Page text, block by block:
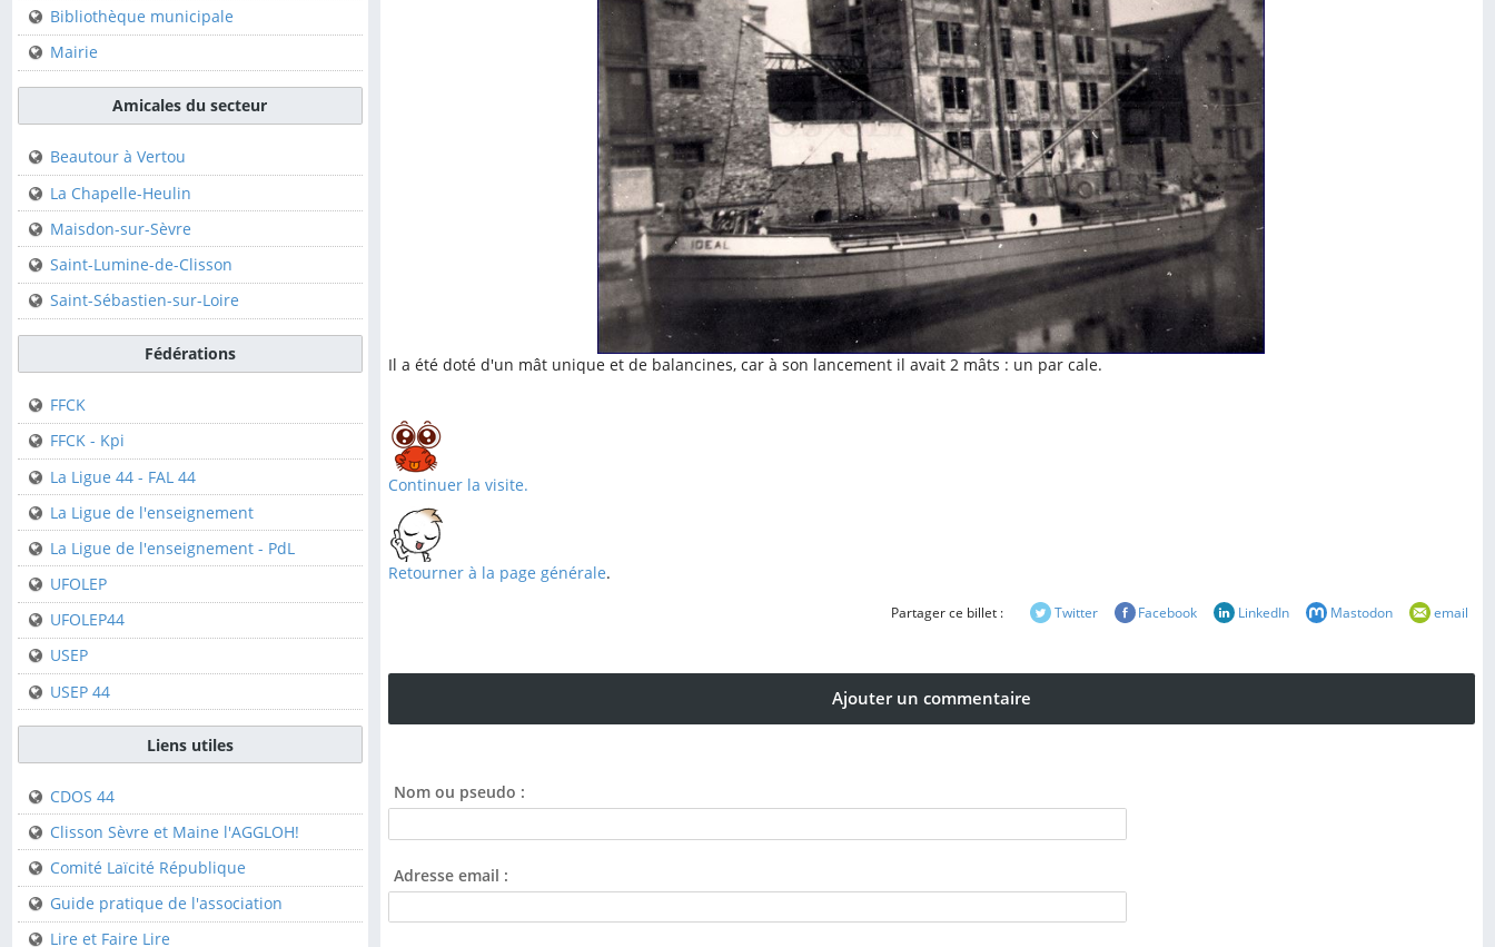
Sur la commune
APE Marcel Canonnet-
Le site
APE Marcel Canonnet -
Bibliothèque municipale
Mairie
Amicales du secteur
Beautour à Vertou
La Chapelle-Heulin
Maisdon-sur-Sèvre
Saint-Lumine-de-
Clisson
Saint-Sébastien-sur-
Loire
Fédérations
FFCK
FFCK - Kpi
La Ligue 44 - FAL 44
l'enseignement
La Ligue de
l'enseignement - PdL
UFOLEP
UFOLEP44
USEP
Bibliothèque municipale
Mairie
Amicales du secteur
Beautour à Vertou
La Chapelle-Heulin
Maisdon-sur-Sèvre
Saint-Lumine-de-Clisson
Saint-Sébastien-sur-Loire
Fédérations
FFCK
FFCK - Kpi
La Ligue 44 - FAL 44
La Ligue de l'enseignement
La Ligue de l'enseignement - PdL
UFOLEP
UFOLEP44
USEP
USEP 44
Liens utiles
CDOS 44
Clisson Sèvre et Maine l'AGGLOH!
Comité Laïcité République
Guide pratique de l'association
Lire et Faire Lire
Il a été doté d'un mât unique et de balancines, car à son lancement il avait 2 mâts : un par cale.
Continuer la visite.
Retourner à la page générale.
Partager ce billet : Twitter Facebook LinkedIn Mastodon email
Ajouter un commentaire
Nom ou pseudo :
Adresse email :